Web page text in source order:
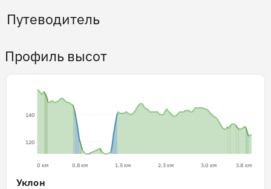
Путеводитель
Профиль высот
120
140
0 км 0.8 км 1.5 км 2.3 км 3.0 км 3.8 км
Уклон